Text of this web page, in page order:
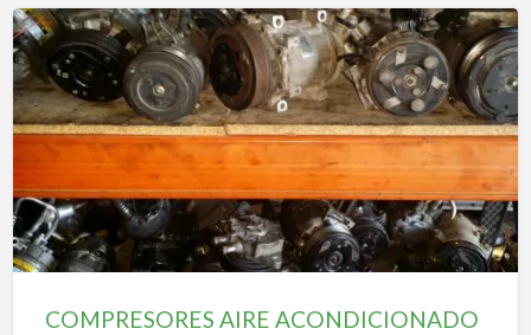
COMPRESORES
AIRE
ACONDICIONADO
COMPRESORES AIRE ACONDICIONADO